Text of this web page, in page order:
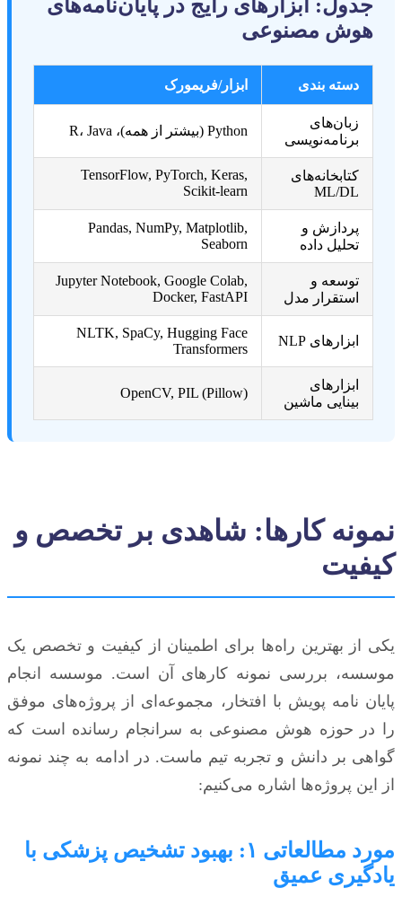
جدول: ابزارهای رایج در پایان‌نامه‌های
هوش مصنوعی
دسته بندی ابزار/فریمورک
زبان‌های
برنامه‌نویسی
Python (بیشتر از همه)، R، Java
کتابخانه‌های
ML/DL
TensorFlow, PyTorch, Keras,
Scikit-learn
پردازش و
تحلیل داده
Pandas, NumPy, Matplotlib,
Seaborn
توسعه و
استقرار مدل
Jupyter Notebook, Google Colab,
Docker, FastAPI
ابزارهای NLP
NLTK, SpaCy, Hugging Face
Transformers
ابزارهای
بینایی ماشین
OpenCV, PIL (Pillow)
نمونه کارها: شاهدی بر تخصص و
کیفیت
یکی از بهترین راه‌ها برای اطمینان از کیفیت و تخصص یک
موسسه، بررسی نمونه کارهای آن است. موسسه انجام
پایان نامه پویش با افتخار، مجموعه‌ای از پروژه‌های موفق
را در حوزه هوش مصنوعی به سرانجام رسانده است که
گواهی بر دانش و تجربه تیم ماست. در ادامه به چند نمونه
از این پروژه‌ها اشاره می‌کنیم:
مورد مطالعاتی ۱: بهبود تشخیص پزشکی با
یادگیری عمیق